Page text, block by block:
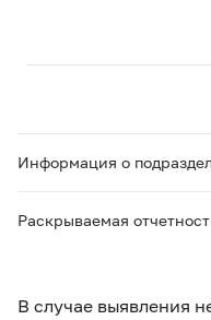
Информация о
Раскрываемая
В случае выявления